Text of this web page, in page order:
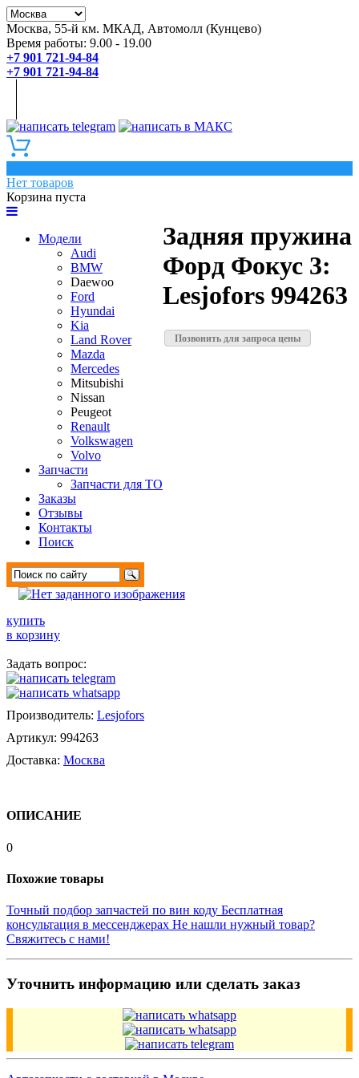
Москва, 55-й км. МКАД, Автомолл (Кунцево)
Время работы: 9.00 - 19.00
+7 901 721-94-84
+7 901 721-94-84
Нет товаров
Корзина пуста
Модели
Audi
BMW
Daewoo
Ford
Hyundai
Kia
Land Rover
Mazda
Mercedes
Mitsubishi
Nissan
Peugeot
Renault
Volkswagen
Volvo
Запчасти
Запчасти для ТО
Заказы
Отзывы
Контакты
Поиск
Задняя пружина
Форд Фокус 3:
Lesjofors 994263
Позвонить для запроса цены
купить
в корзину
Задать вопрос:
Производитель: Lesjofors
Артикул: 994263
Доставка: Москва
ОПИСАНИЕ
0
Похожие товары
Точный подбор запчастей по вин коду Бесплатная
консультация в мессенджерах Не нашли нужный товар?
Свяжитесь с нами!
Уточнить информацию или сделать заказ